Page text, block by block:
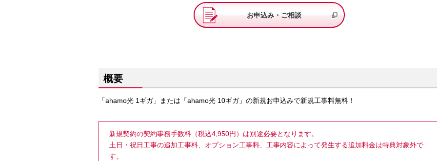
お申込み・ご相談
概要
「ahamo光 1ギガ」または「ahamo光 10ギガ」の新規お申込みで新規工事料無料！
新規契約の契約事務手数料（税込4,950円）は別途必要となります。
土日・祝日工事の追加工事料、オプション工事料、工事内容によって発生する追加料金は特典対象外で
す。